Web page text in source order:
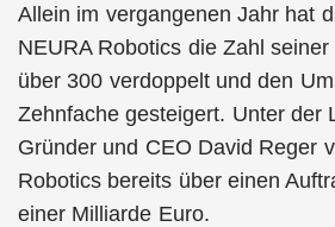
Allein im vergangenen Jahr hat
NEURA Robotics die Zahl
über 300 verdoppelt und den
Zehnfache gesteigert. Unter der
Gründer und CEO David Reger
Robotics bereits über einen
einer Milliarde Euro.